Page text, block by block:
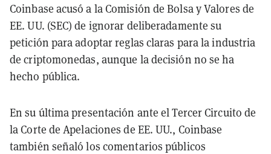
Coinbase acusó a la Comisión de Bolsa y Valores de
EE. UU. (SEC) de ignorar deliberadamente su
petición para adoptar reglas claras para la industria
de criptomonedas, aunque la decisión no se ha
hecho pública.
En su última presentación ante el Tercer Circuito de
la Corte de Apelaciones de EE. UU., Coinbase
también señaló los comentarios públicos